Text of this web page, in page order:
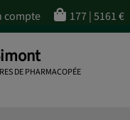
DE PHARMACOPÉE
compte 177|5161€